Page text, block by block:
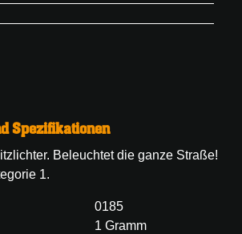
Spezifikationen
Beleuchtet die ganze Straße!
1.
0185
1 Gramm